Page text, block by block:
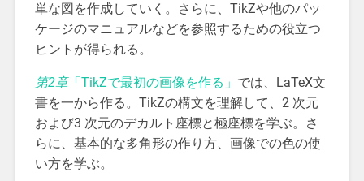
単な図を作成していく。さらに、TikZや他のパッ
ケージのマニュアルなどを参照するための役立つ
ヒントが得られる。
第2章「TikZで最初の画像を作る」 では、LaTeX文
書を一から作る。TikZの構文を理解して、2 次元
および3 次元のデカルト座標と極座標を学ぶ。さ
らに、基本的な多角形の作り方、画像での色の使
い方を学ぶ。